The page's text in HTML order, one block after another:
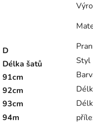
D
Délka šatů
91cm
92cm
93cm
94m
Styl